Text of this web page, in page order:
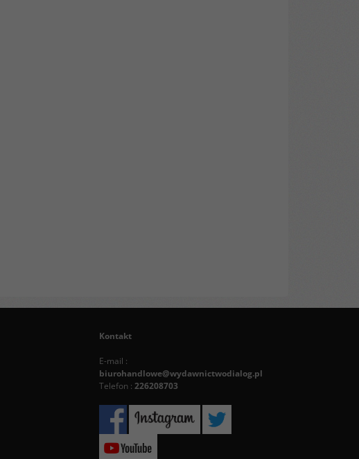
Kontakt
E-mail :
biurohandlowe@wydawnictwodialog.pl
Telefon : 226208703